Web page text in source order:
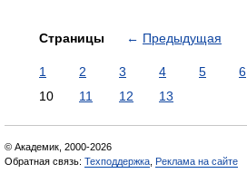
Страницы ← Предыдущая
1 2 3 4 5 6
10
11 12 13
© Академик, 2000-2026
Обратная связь: Техподдержка Реклама на сайте